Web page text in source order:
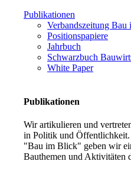
Publikationen
Verbandszeitung
Positionspapiere
Jahrbuch
Schwarzbuch
White Paper
Publikationen
Wir artikulieren und
in Politik und Öffentlichkeit.
"Bau im Blick" geben wir
Bauthemen und Aktivitäten